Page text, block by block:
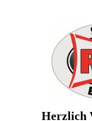
Herzlich